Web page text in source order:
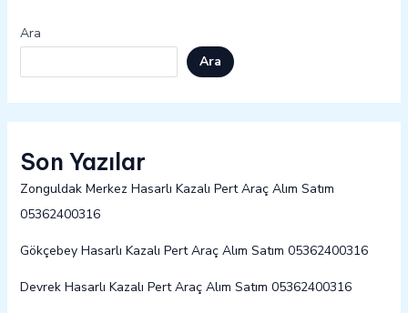
Ara
Ara
Son Yazılar
Zonguldak Merkez Hasarlı Kazalı Pert Araç Alım Satım
05362400316
Gökçebey Hasarlı Kazalı Pert Araç Alım Satım 05362400316
Devrek Hasarlı Kazalı Pert Araç Alım Satım 05362400316